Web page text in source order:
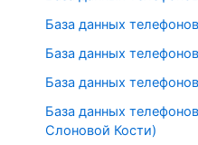
База данных
База данных
База данных
База данных
Слоновой Кости)